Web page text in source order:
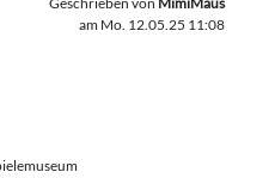
am Mo. 12.05.25 11:08